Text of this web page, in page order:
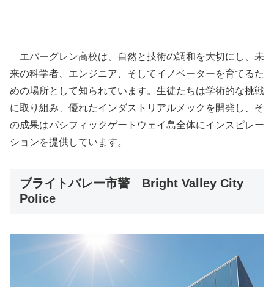
エバーグレン高校は、自然と技術の調和を大切にし、未
来の科学者、エンジニア、そしてイノベーターを育てるた
めの場所として知られています。生徒たちは学術的な挑戦
に取り組み、優れたインダストリアルメックを開発し、そ
の成果はパシフィックゲートウェイ島全体にインスピレー
ションを提供しています。
ブライトバレー市警 Bright Valley City
Police